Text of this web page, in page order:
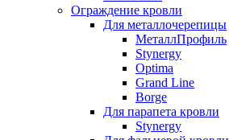
Ограждение кровли
Для металлочерепицы
МеталлПрофиль
Stynergy
Optima
Grand Line
Borge
Для парапета кровли
Stynergy